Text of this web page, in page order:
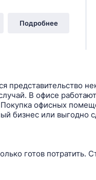
Подробнее
В офисе
офисных
бизнес или выгодно
готов потратить.